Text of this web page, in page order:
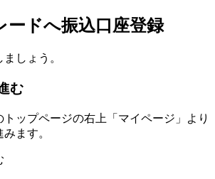
ードへ振込口座登録
しょう。
む
ップページの右上「マイページ」より
ます。